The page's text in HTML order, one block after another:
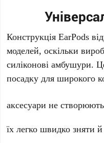
КонструкціяEarPods
моделей, оскільки
силіконові амбушури.
посадку для широкого
аксесуари не
їх легко швидко зняти